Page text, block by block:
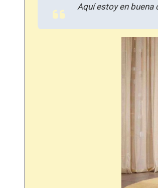
Aquí estoy en buena